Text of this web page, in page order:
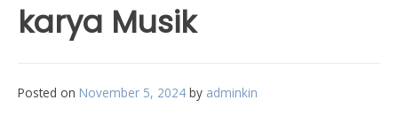
karya Musik
Posted on November 5, 2024 by adminkin